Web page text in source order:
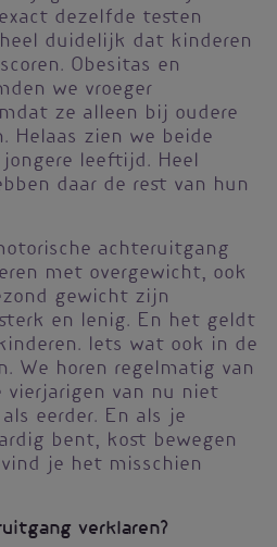
dezelfde testen
duidelijk dat kinderen
Obesitas en
we vroeger
ze alleen bij oudere
Helaas zien we beide
leeftijd. Heel
daar de rest van hun
achteruitgang
met overgewicht, ook
gewicht zijn
en lenig. En het geldt
Iets wat ook in de
We horen regelmatig van
vierjarigen van nu niet
eerder. En als je
bent, kost bewegen
je het misschien
verklaren?